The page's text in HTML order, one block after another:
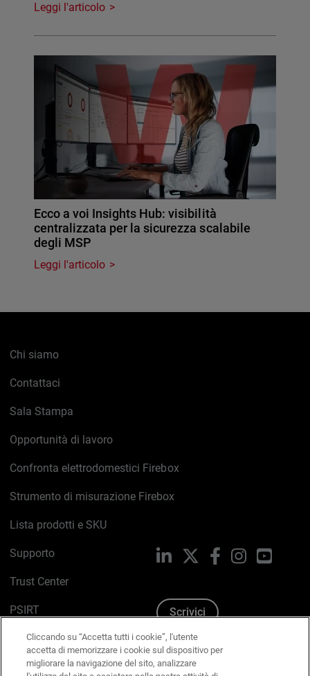
Leggi l'articolo
Ecco a voi Insights Hub: visibilità
centralizzata per la sicurezza scalabile
degli MSP
Leggi l'articolo
Chi siamo
Contattaci
Sala Stampa
Opportunità di lavoro
Confronta elettrodomestici Firebox
Strumento di misurazione Firebox
Lista prodotti e SKU
Supporto
Trust Center
PSIRT
Politica sui cookie
Informativa sulla privacy
LinkedIn FacebookInstagram
Scrivici
Cliccando su “Accetta tutti i cookie”, l'utente
accetta di memorizzare i cookie sul dispositivo per
migliorare la navigazione del sito, analizzare